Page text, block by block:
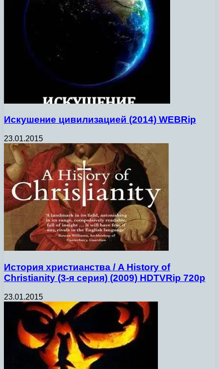
Искушение цивилизацией (2014) WEBRip
23.01.2015
История христианства / A History of
Christianity (3-я серия) (2009) HDTVRip 720p
23.01.2015